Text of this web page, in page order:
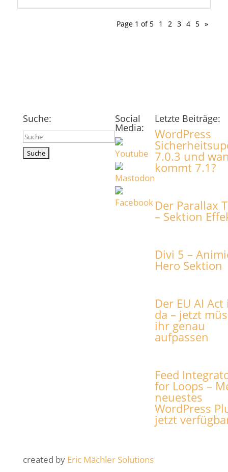
Page 1 of 5 1 2 3 4 5 »
Suche:
Suchen
nach:
Social
Media:
Letzte Beiträge:
WordPress
7.0.3 und
kommt 7.1?
Der Parallax
– Sektion
Divi 5 –
Hero Sektion
Der EU AI Act
da – jetzt
ihr genau
aufpassen
Feed
for Loops –
neuestes
WordPress
jetzt
created by Eric Mächler Solutions